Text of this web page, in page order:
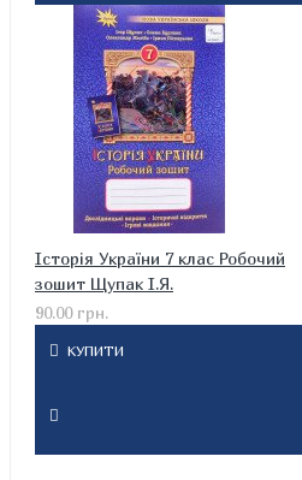
Історія України 7 клас Робочий
зошит Щупак І.Я.
90.00 грн.
КУПИТИ